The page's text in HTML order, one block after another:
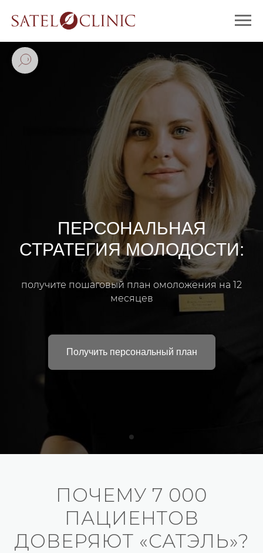
ПЕРСОНАЛЬНАЯ
СТРАТЕГИЯ МОЛОДОСТИ:
получите пошаговый план омоложения на 12
месяцев
Получить персональный план
ПОЧЕМУ 7 000
ПАЦИЕНТОВ
ДОВЕРЯЮТ «САТЭЛЬ»?